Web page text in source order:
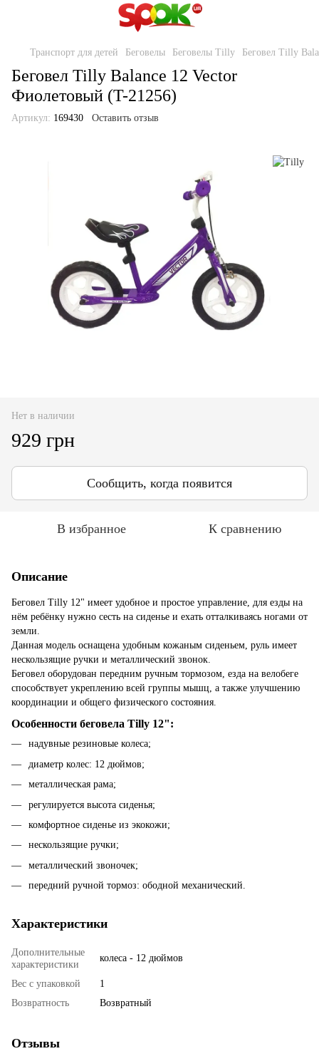
Транспорт для детей Беговелы Беговелы Tilly Беговел Tilly
Беговел Tilly Balance 12 Vector
Фиолетовый (T-21256)
Артикул: 169430 Оставить отзыв
Нет в наличии
929 грн
Сообщить, когда появится
В избранное К сравнению
Описание
Беговел Tilly 12" имеет удобное и простое управление, для езды на
нём ребёнку нужно сесть на сиденье и ехать отталкиваясь ногами от
земли.
Данная модель оснащена удобным кожаным сиденьем, руль имеет
нескользящие ручки и металлический звонок.
Беговел оборудован передним ручным тормозом, езда на велобеге
способствует укреплению всей группы мышц, а также улучшению
координации и общего физического состояния.
Особенности беговела Tilly 12":
надувные резиновые колеса;
диаметр колес: 12 дюймов;
металлическая рама;
регулируется высота сиденья;
комфортное сиденье из экокожи;
нескользящие ручки;
металлический звоночек;
передний ручной тормоз: ободной механический.
Характеристики
Дополнительные
характеристики
колеса - 12 дюймов
Вес с упаковкой
1
Возвратность
Возвратный
Отзывы